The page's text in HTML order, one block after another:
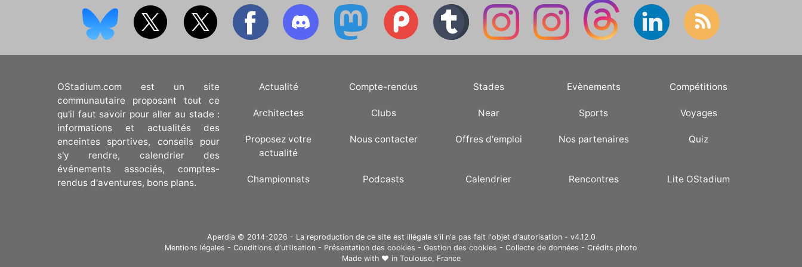
OStadium.com est un site
communautaire proposant tout ce
qu'il faut savoir pour aller au stade :
informations et actualités des
enceintes sportives, conseils pour
s'y rendre, calendrier des
événements associés, comptes-
rendus d'aventures, bons plans.
Actualité Compte-rendus Stades Evènements Compétitions
Architectes Clubs Near Sports Voyages
Proposez votre
actualité
Nous contacter Offres d'emploi Nos partenaires Quiz
Championnats Podcasts Calendrier Rencontres Lite OStadium
Aperdia © 2014-2026 - La reproduction de ce site est illégale s'il n'a pas fait l'objet d'autorisation - v4.12.0
Mentions légales - Conditions d'utilisation - Présentation des cookies - Gestion des cookies - Collecte de données - Crédits photo
Made with ❤ in Toulouse, France